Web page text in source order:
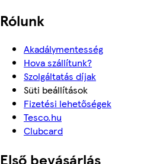
Rólunk
Akadálymentesség
Hova szállítunk?
Szolgáltatás díjak
Süti beállítások
Fizetési lehetőségek
Tesco.hu
Clubcard
Első bevásárlás